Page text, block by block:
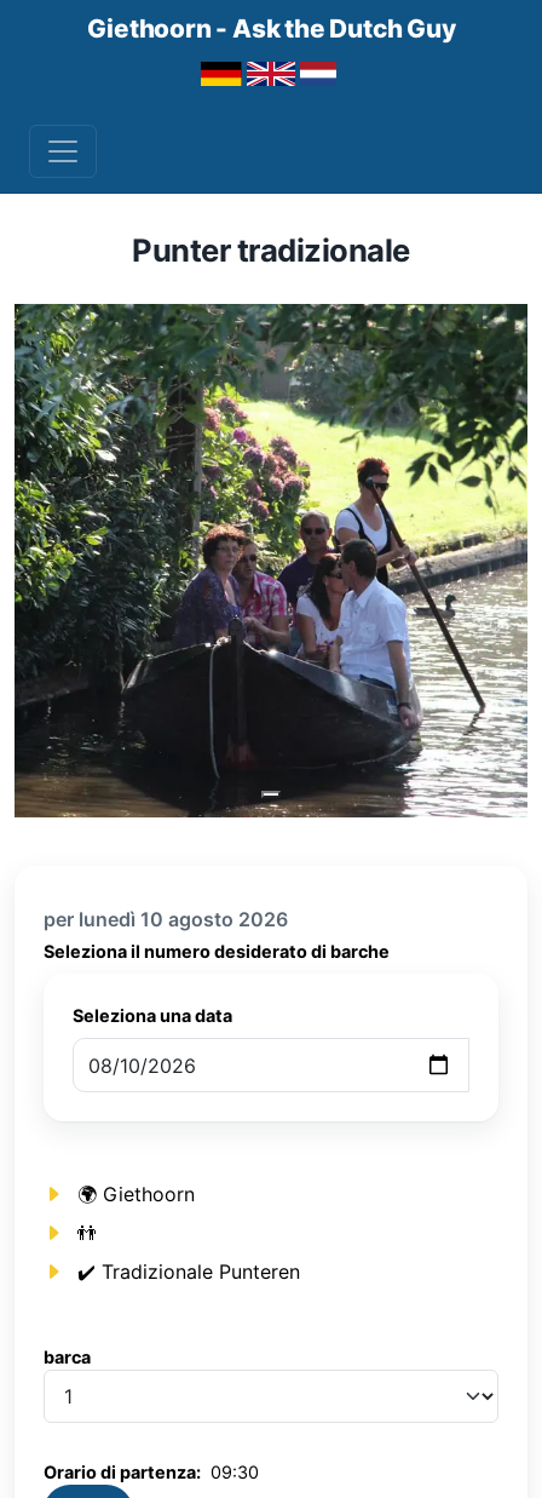
Giethoorn - Ask the Dutch Guy
Punter tradizionale
per lunedì 10 agosto 2026
Seleziona il numero desiderato di barche
Seleziona una data
🌍 Giethoorn
👬
✔️ Tradizionale Punteren
barca
Orario di partenza: 09:30